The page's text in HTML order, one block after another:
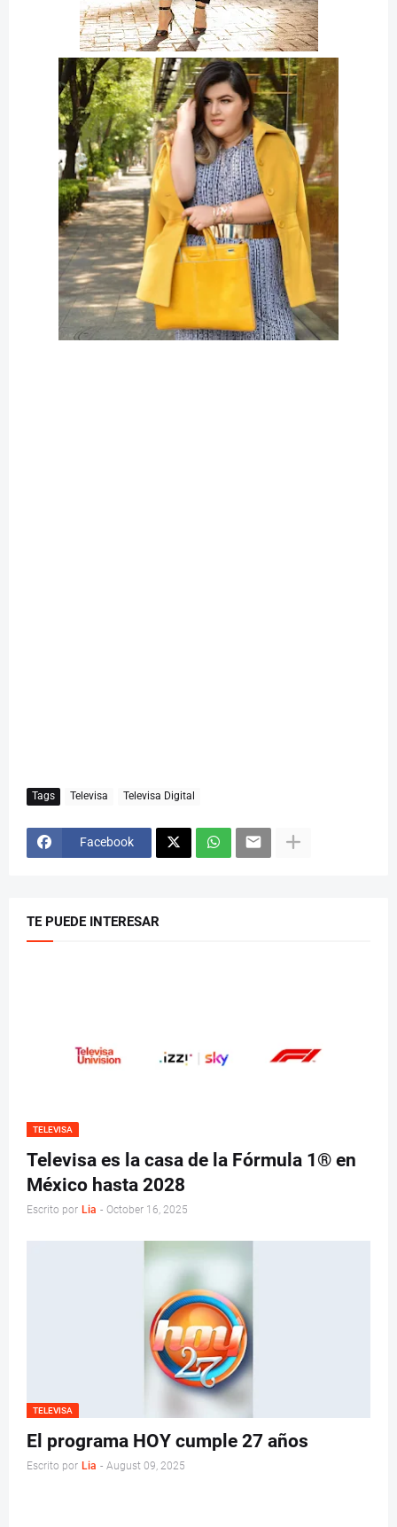
Tags Televisa Televisa Digital
Facebook
TE PUEDE INTERESAR
TELEVISA
Televisa es la casa de la Fórmula 1® en
México hasta 2028
Escrito por Lia - October 16, 2025
TELEVISA
El programa HOY cumple 27 años
Escrito por Lia - August 09, 2025